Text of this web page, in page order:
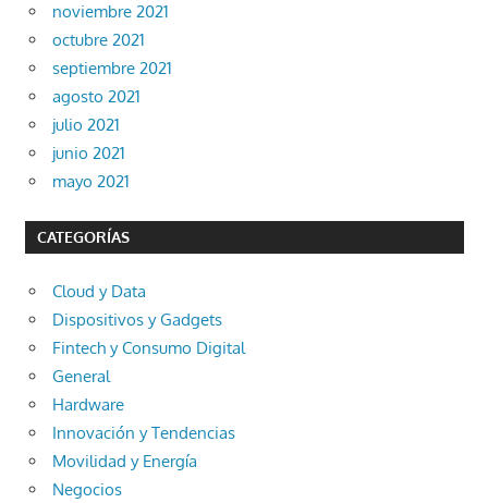
noviembre 2021
octubre 2021
septiembre 2021
agosto 2021
julio 2021
junio 2021
mayo 2021
CATEGORÍAS
Cloud y Data
Dispositivos y Gadgets
Fintech y Consumo Digital
General
Hardware
Innovación y Tendencias
Movilidad y Energía
Negocios